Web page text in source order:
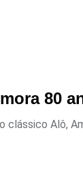
80
clássico Alô,